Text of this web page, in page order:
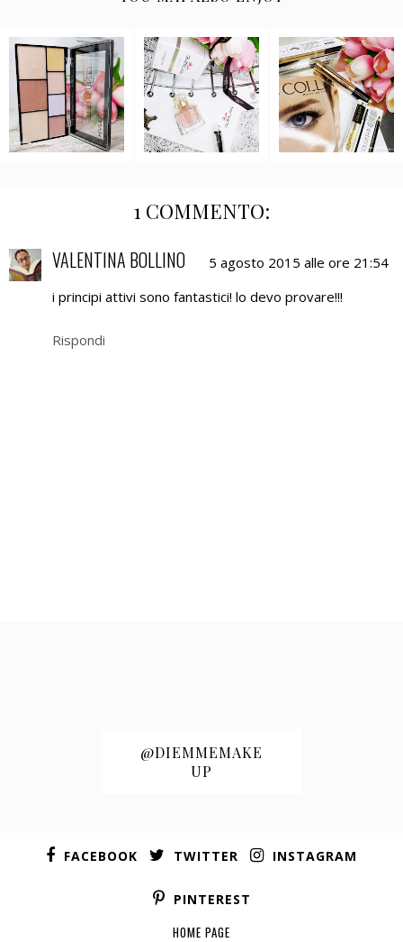
1 COMMENTO:
VALENTINA BOLLINO
5 agosto 2015 alle ore 21:54
i principi attivi sono fantastici! lo devo provare!!!
Rispondi
@DIEMMEMAKE
UP
FACEBOOK TWITTER INSTAGRAM
PINTEREST
HOME PAGE